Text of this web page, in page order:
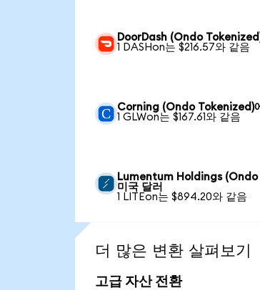
DoorDash (Ondo
1 DASHon는 $216.57와 같음
Corning (Ondo Tokenized)
1 GLWon는 $167.61와 같음
Lumentum Holdings (Ondo
미국 달러
1 LITEon는 $894.20와 같음
더 많은 변환 살펴보기
고급 자산 전환